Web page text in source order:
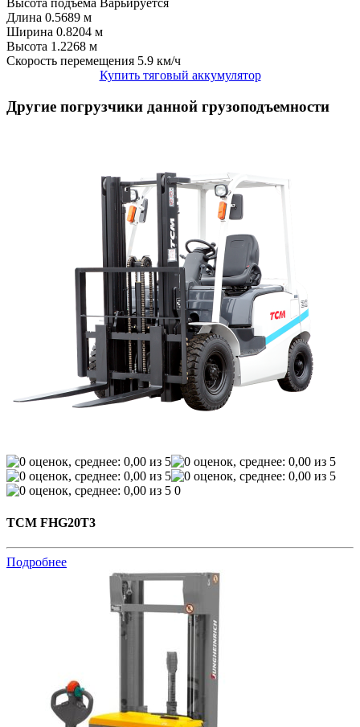
Высота подъема Варьируется
Длина 0.5689 м
Ширина 0.8204 м
Высота 1.2268 м
Скорость перемещения 5.9 км/ч
Купить тяговый аккумулятор
Другие погрузчики данной грузоподъемности
0
TCM FHG20T3
Подробнее